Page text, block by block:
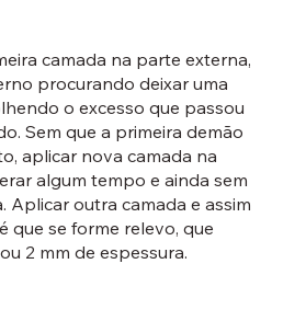
camada na parte externa,
procurando deixar uma
o excesso que passou
Sem que a primeira demão
aplicar nova camada na
algum tempo e ainda sem
Aplicar outra camada e assim
que se forme relevo, que
2 mm de espessura.